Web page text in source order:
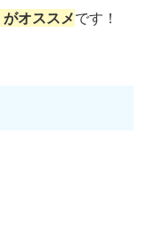
がオススメです！